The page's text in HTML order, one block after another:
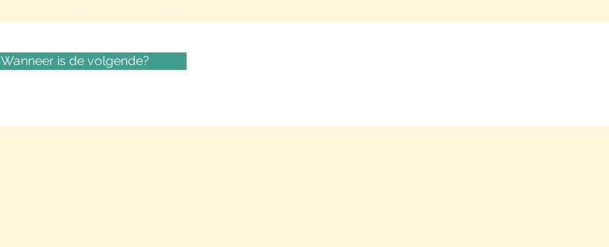
Wanneer is de volgende?